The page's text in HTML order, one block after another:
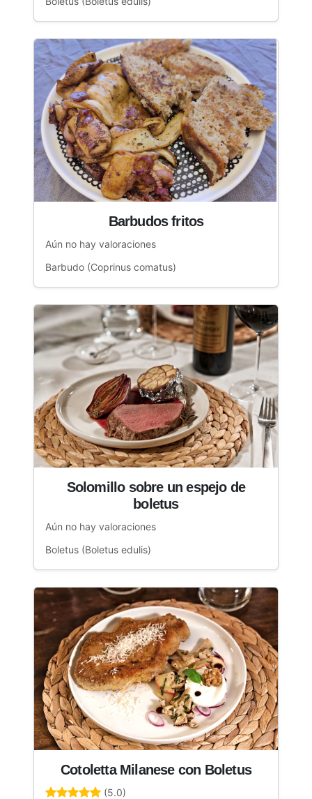
Barbudos fritos
Aún no hay valoraciones
Barbudo (Coprinus comatus)
Solomillo sobre un espejo de
boletus
Aún no hay valoraciones
Boletus (Boletus edulis)
Cotoletta Milanese con Boletus
(5.0)